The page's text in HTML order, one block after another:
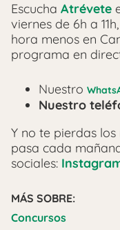
Escucha Atrévete
viernes de 6h a
hora menos en
programa en
Nuestro
Nuestro
Y no te pierdas
pasa cada
sociales:
MÁS SOBRE:
Concursos